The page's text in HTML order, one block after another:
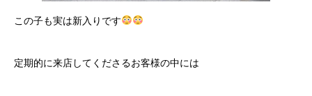
この子も実は新入りです
定期的に来店してくださるお客様の中には